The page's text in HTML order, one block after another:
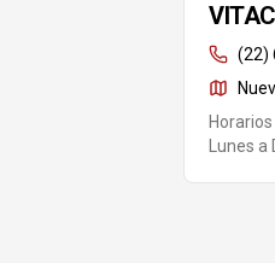
(22)
Lunes